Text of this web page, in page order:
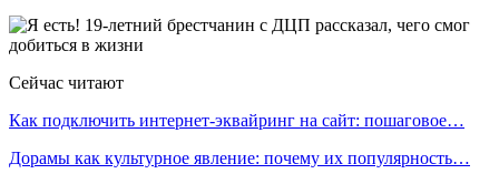
Сейчас читают
Как подключить интернет-эквайринг на сайт: пошаговое…
Дорамы как культурное явление: почему их популярность…